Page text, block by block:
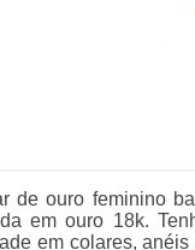
de ouro feminino
em ouro 18k.
em colares,